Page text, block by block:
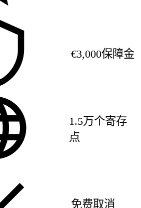
€3,000保障金
1.5万个寄存
点
免费取消